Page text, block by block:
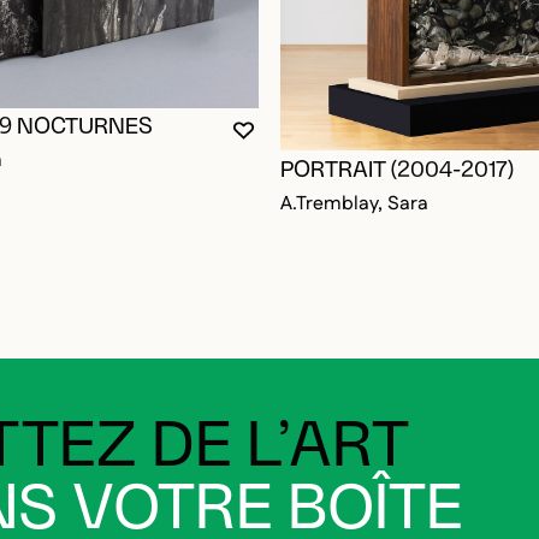
VOUS DEVEZ ÊTRE CONNECTÉ
FERMER LA MODALE
OUVRIR LA MODALE
NOCTURNES
PORTRAIT (2004-2017)
A.Tremblay, Sara
DE L’ART
VOTRE BOÎTE